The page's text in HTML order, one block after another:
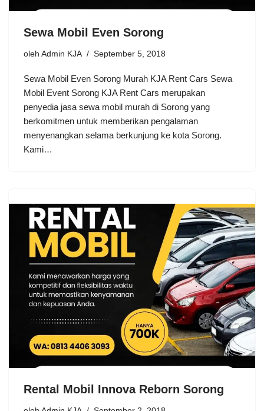
Sewa Mobil Even Sorong
oleh Admin KJA September 5, 2018
Sewa Mobil Even Sorong Murah KJA Rent Cars Sewa
Mobil Event Sorong KJA Rent Cars merupakan
penyedia jasa sewa mobil murah di Sorong yang
berkomitmen untuk memberikan pengalaman
menyenangkan selama berkunjung ke kota Sorong.
Kami…
Rental Mobil Innova Reborn Sorong